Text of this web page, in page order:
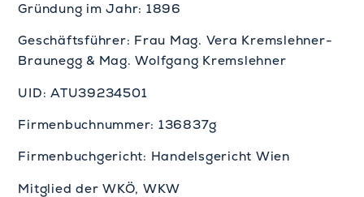
Gründung im Jahr: 1896
Geschäftsführer: Frau Mag. Vera Kremslehner-
Braunegg & Mag. Wolfgang Kremslehner
UID: ATU39234501
Firmenbuchnummer: 136837g
Firmenbuchgericht: Handelsgericht Wien
Mitglied der WKÖ, WKW